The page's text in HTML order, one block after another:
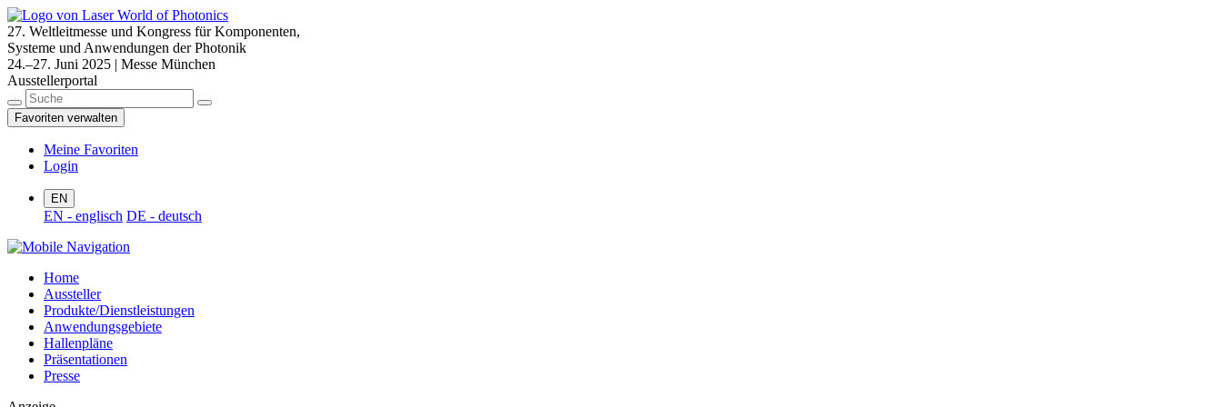
27. Weltleitmesse und Kongress für Komponenten,
Systeme und Anwendungen der Photonik
24.–27. Juni 2025 | Messe München
Ausstellerportal
Favoriten verwalten
Meine Favoriten
Login
EN
EN - englisch DE - deutsch
Home
Aussteller
Produkte/Dienstleistungen
Anwendungsgebiete
Hallenpläne
Präsentationen
Presse